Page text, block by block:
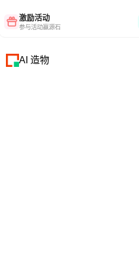
激励活动
参与活动赢源石
AI 造物